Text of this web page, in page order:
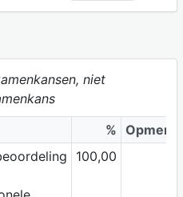
niet
%
100,00